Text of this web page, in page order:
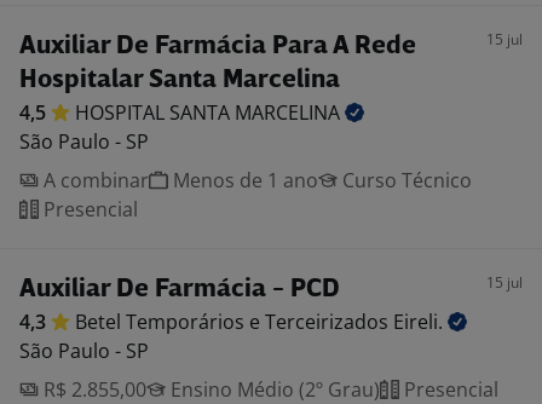
Auxiliar De Farmácia Para A Rede
Hospitalar Santa Marcelina
15 jul
4,5 HOSPITAL SANTA MARCELINA
São Paulo - SP
A combinar
Menos de 1 ano
Curso Técnico
Presencial
Auxiliar De Farmácia - PCD 15 jul
4,3 Betel Temporários e Terceirizados Eireli.
São Paulo - SP
R$ 2.855,00
Ensino Médio (2º Grau) Presencial